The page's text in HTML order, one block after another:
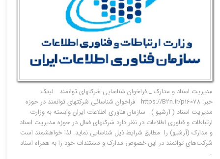
مدیریت اسناد و مدارک _ فراخوان شناسایی شرکتهای توانمند لینک
خبر: https://B2n.ir/p16078 فراخوان شناسائی شرکتهای توانمند در حوزه
مدیریت اسناد ( آرشیو ) سازمان فناوری اطلاعات ایران وابسته به وزارت
ارتباطات و فناوری اطلاعات در نظر دارد شرکت­های فعال در حوزه مدیریت اسناد
و مدارک (آرشیو) را مطابق شرایط ذیل شناسایی نماید. لذا خواهشمند است
شرکت‌های توانمند در این خصوص مدارک و مستندات خود را به همراه اسناد
…